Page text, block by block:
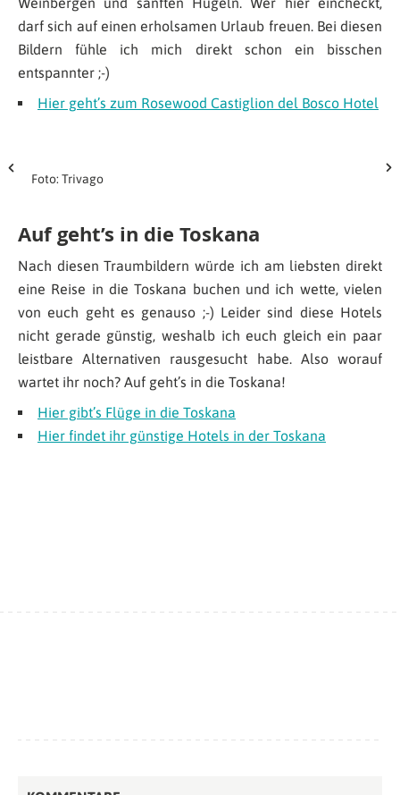
darf sich auf einen erholsamen Urlaub freuen. Bei diesen
Bildern fühle ich mich direkt schon ein bisschen
entspannter ;-)
Hier geht’s zum Rosewood Castiglion del Bosco Hotel
Foto: Trivago
Auf geht’s in die Toskana
Nach diesen Traumbildern würde ich am liebsten direkt
eine Reise in die Toskana buchen und ich wette, vielen
von euch geht es genauso ;-) Leider sind diese Hotels
nicht gerade günstig, weshalb ich euch gleich ein paar
leistbare Alternativen rausgesucht habe. Also worauf
wartet ihr noch? Auf geht’s in die Toskana!
Hier gibt’s Flüge in die Toskana
Hier findet ihr günstige Hotels in der Toskana